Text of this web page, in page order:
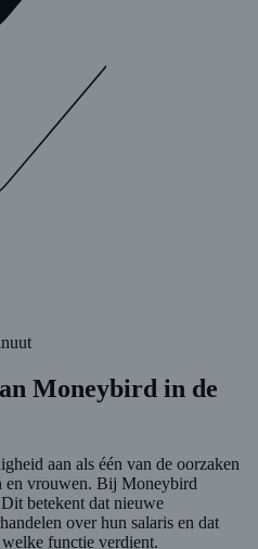
Moneybird in de
aan als één van de oorzaken
en vrouwen. Bij Moneybird
betekent dat nieuwe
over hun salaris en dat
functie verdient.